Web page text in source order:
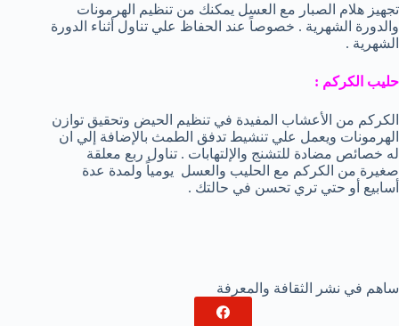
تجهيز هلام الصبار مع العسل يمكنك من تنظيم الهرمونات
والدورة الشهرية . خصوصاً عند الحفاظ علي تناول أثناء الدورة
الشهرية .
حليب الكركم :
الكركم من الأعشاب المفيدة في تنظيم الحيض وتحقيق توازن
الهرمونات ويعمل علي تنشيط تدفق الطمث بالإضافة إلي ان
له خصائص مضادة للتشنج والإلتهابات . تناول ربع معلقة
صغيرة من الكركم مع الحليب والعسل يومياً ولمدة عدة
أسابيع أو حتي تري تحسن في حالتك .
ساهم في نشر الثقافة والمعرفة